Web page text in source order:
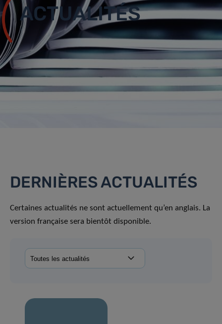
ACTUALITÉS
DERNIÈRES ACTUALITÉS
Certaines actualités ne sont actuellement qu’en anglais. La
version française sera bientôt disponible.